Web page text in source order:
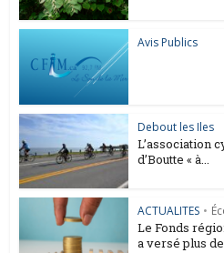
Avis Publics
Debout les Iles
L’association
d’Boutte « à...
ACTUALITES •
Le Fonds
a versé plus